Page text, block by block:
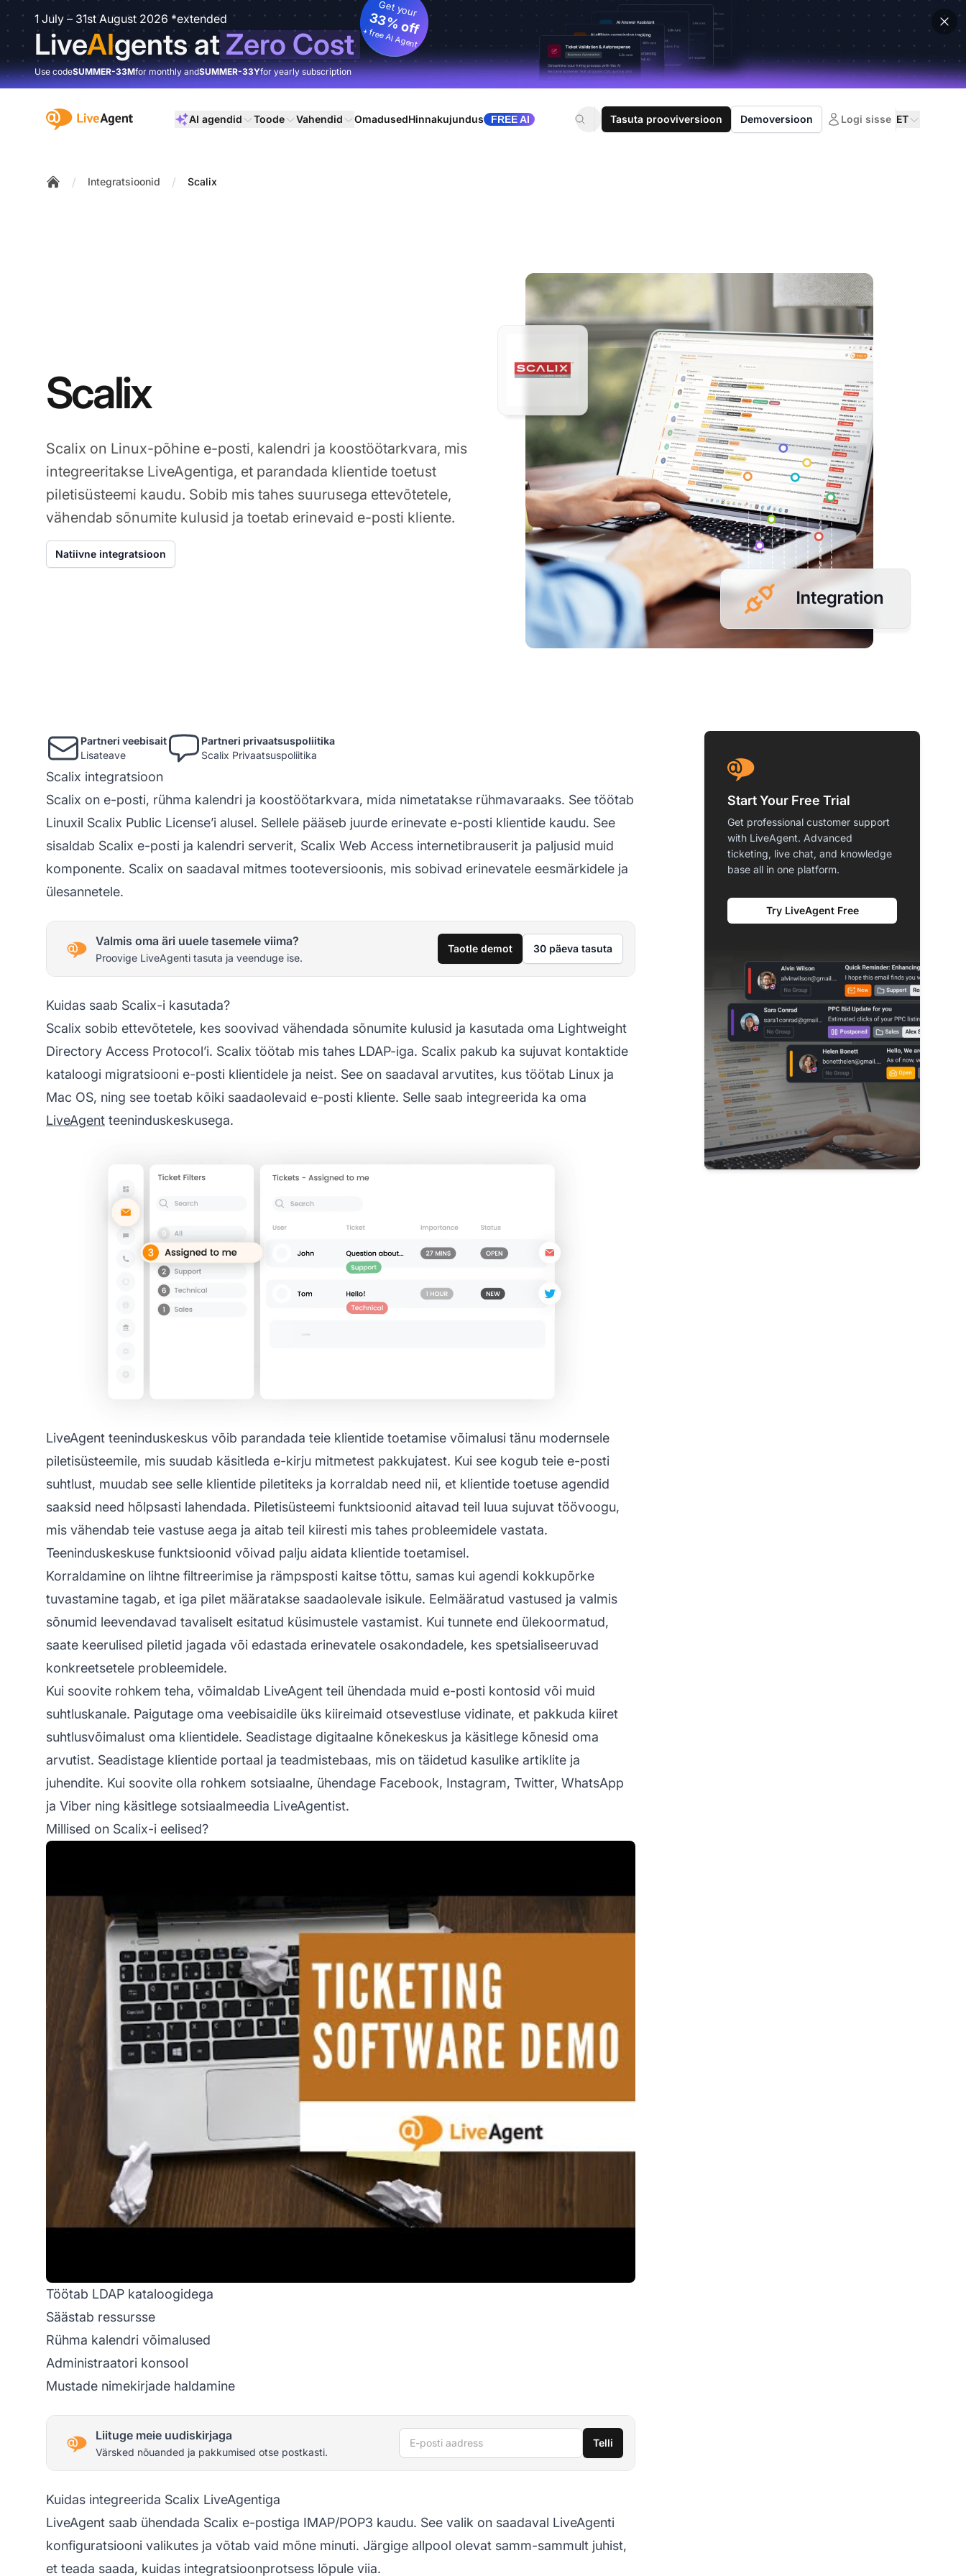
1 July – 31st August 2026 *extended
LiveAIgents atZero Cost
Get your
33% off
+ free AI Agent
Use codeSUMMER-33Mfor monthly andSUMMER-33Yfor yearly subscription
:site.title AI agendid Toode Vahendid OmadusedHinnakujundus FREE AI Tasuta prooviversioon Demoversioon Logi sisse ET
/ Integratsioonid / Scalix
Scalix
Scalix on Linux-põhine e-posti, kalendri ja koostöötarkvara, mis
integreeritakse LiveAgentiga, et parandada klientide toetust
piletisüsteemi kaudu. Sobib mis tahes suurusega ettevõtetele,
vähendab sõnumite kulusid ja toetab erinevaid e-posti kliente.
Natiivne integratsioon
Partneri veebisait
Lisateave
Partneri privaatsuspoliitika
Scalix Privaatsuspoliitika
Scalix integratsioon
Scalix on e-posti, rühma kalendri ja koostöötarkvara, mida nimetatakse rühmavaraaks. See töötab
Linuxil Scalix Public License’i alusel. Sellele pääseb juurde erinevate e-posti klientide kaudu. See
sisaldab Scalix e-posti ja kalendri serverit, Scalix Web Access internetibrauserit ja paljusid muid
komponente. Scalix on saadaval mitmes tooteversioonis, mis sobivad erinevatele eesmärkidele ja
ülesannetele.
Valmis oma äri uuele tasemele viima?
Proovige LiveAgenti tasuta ja veenduge ise.
Taotle demot 30 päeva tasuta
Kuidas saab Scalix-i kasutada?
Scalix sobib ettevõtetele, kes soovivad vähendada sõnumite kulusid ja kasutada oma Lightweight
Directory Access Protocol’i. Scalix töötab mis tahes LDAP-iga. Scalix pakub ka sujuvat kontaktide
kataloogi migratsiooni e-posti klientidele ja neist. See on saadaval arvutites, kus töötab Linux ja
Mac OS, ning see toetab kõiki saadaolevaid e-posti kliente. Selle saab integreerida ka oma
LiveAgent teeninduskeskusega.
LiveAgent teeninduskeskus võib parandada teie klientide toetamise võimalusi tänu modernsele
piletisüsteemile, mis suudab käsitleda e-kirju mitmetest pakkujatest. Kui see kogub teie e-posti
suhtlust, muudab see selle klientide piletiteks ja korraldab need nii, et klientide toetuse agendid
saaksid need hõlpsasti lahendada. Piletisüsteemi funktsioonid aitavad teil luua sujuvat töövoogu,
mis vähendab teie vastuse aega ja aitab teil kiiresti mis tahes probleemidele vastata.
Teeninduskeskuse funktsioonid võivad palju aidata klientide toetamisel.
Korraldamine on lihtne filtreerimise ja rämpsposti kaitse tõttu, samas kui agendi kokkupõrke
tuvastamine tagab, et iga pilet määratakse saadaolevale isikule. Eelmääratud vastused ja valmis
sõnumid leevendavad tavaliselt esitatud küsimustele vastamist. Kui tunnete end ülekoormatud,
saate keerulised piletid jagada või edastada erinevatele osakondadele, kes spetsialiseeruvad
konkreetsetele probleemidele.
Kui soovite rohkem teha, võimaldab LiveAgent teil ühendada muid e-posti kontosid või muid
suhtluskanale. Paigutage oma veebisaidile üks kiireimaid otsevestluse vidinate, et pakkuda kiiret
suhtlusvõimalust oma klientidele. Seadistage digitaalne kõnekeskus ja käsitlege kõnesid oma
arvutist. Seadistage klientide portaal ja teadmistebaas, mis on täidetud kasulike artiklite ja
juhendite. Kui soovite olla rohkem sotsiaalne, ühendage Facebook, Instagram, Twitter, WhatsApp
ja Viber ning käsitlege sotsiaalmeedia LiveAgentist.
Millised on Scalix-i eelised?
Töötab LDAP kataloogidega
Säästab ressursse
Rühma kalendri võimalused
Administraatori konsool
Mustade nimekirjade haldamine
Liituge meie uudiskirjaga
Värsked nõuanded ja pakkumised otse postkasti.
E-posti aadress Telli
Kuidas integreerida Scalix LiveAgentiga
LiveAgent saab ühendada Scalix e-postiga IMAP/POP3 kaudu. See valik on saadaval LiveAgenti
konfiguratsiooni valikutes ja võtab vaid mõne minuti. Järgige allpool olevat samm-sammult juhist,
et teada saada, kuidas integratsioonprotsess lõpule viia.
Start Your Free Trial
Get professional customer support
with LiveAgent. Advanced
ticketing, live chat, and knowledge
base all in one platform.
Try LiveAgent Free